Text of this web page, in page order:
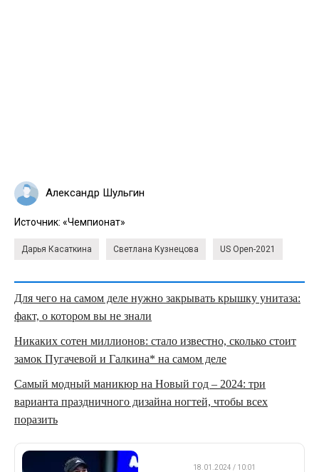
Александр Шульгин
Источник: «Чемпионат»
Дарья Касаткина Светлана Кузнецова US Open-2021
Для чего на самом деле нужно закрывать крышку унитаза:
факт, о котором вы не знали
Никаких сотен миллионов: стало известно, сколько стоит
замок Пугачевой и Галкина* на самом деле
Самый модный маникюр на Новый год – 2024: три
варианта праздничного дизайна ногтей, чтобы всех
поразить
18.01.2024 / 10:01